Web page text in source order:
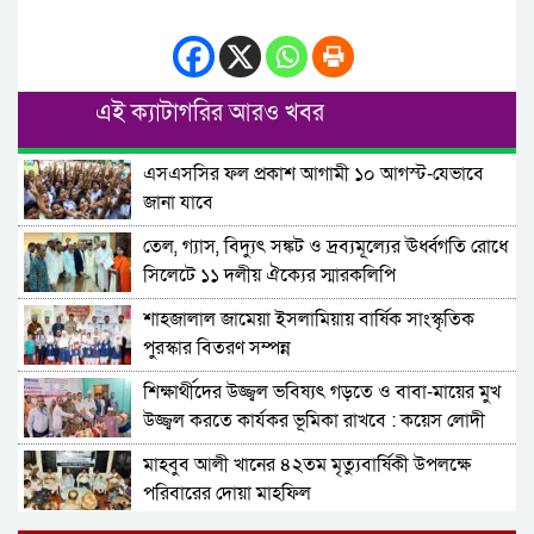
এই ক্যাটাগরির আরও খবর
এসএসসির ফল প্রকাশ আগামী ১০ আগস্ট-যেভাবে
জানা যাবে
তেল, গ্যাস, বিদ্যুৎ সঙ্কট ও দ্রব্যমূল্যের ঊর্ধ্বগতি রোধে
সিলেটে ১১ দলীয় ঐক্যের স্মারকলিপি
শাহজালাল জামেয়া ইসলামিয়ায় বার্ষিক সাংস্কৃতিক
পুরস্কার বিতরণ সম্পন্ন
শিক্ষার্থীদের উজ্জ্বল ভবিষ্যৎ গড়তে ও বাবা-মায়ের মুখ
উজ্জ্বল করতে কার্যকর ভূমিকা রাখবে : কয়েস লোদী
মাহবুব আলী খানের ৪২তম মৃত্যুবার্ষিকী উপলক্ষে
পরিবারের দোয়া মাহফিল